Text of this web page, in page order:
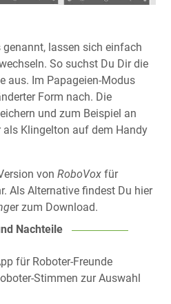
genannt, lassen sich einfach
So suchst Du Dir die
aus. Im Papageien-Modus
Form nach. Die
und zum Beispiel an
als Klingelton auf dem Handy
von RoboVox für
Als Alternative findest Du hier
er zum Download.
Nachteile
für Roboter-Freunde
Stimmen zur Auswahl